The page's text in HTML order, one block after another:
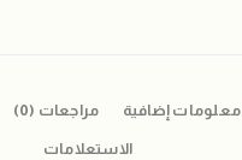
معلومات إضافية مراجعات (0)
الاستعلامات